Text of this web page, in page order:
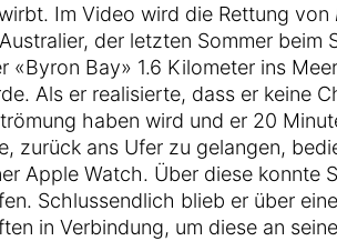
Im Video wird die Rettung von
der letzten Sommer beim
«Byron Bay» 1.6 Kilometer ins Meer
Als er realisierte, dass er keine
haben wird und er 20
zurück ans Ufer zu gelangen,
Apple Watch. Über diese konnte
Schlussendlich blieb er über
in Verbindung, um diese an